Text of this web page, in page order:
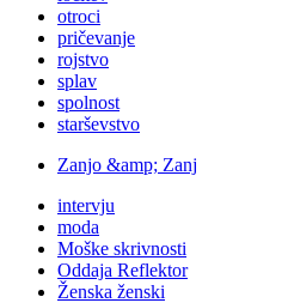
otroci
pričevanje
rojstvo
splav
spolnost
starševstvo
Zanjo &amp; Zanj
intervju
moda
Moške skrivnosti
Oddaja Reflektor
Ženska ženski